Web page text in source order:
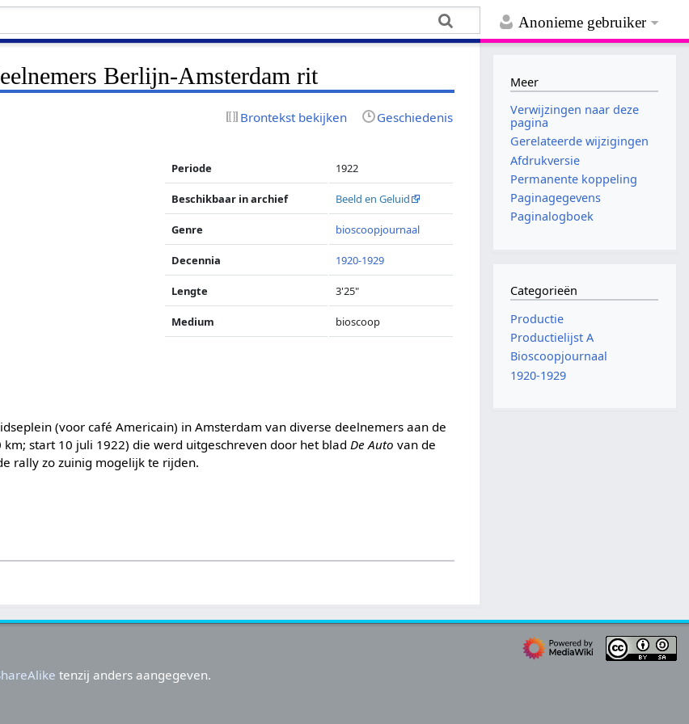
Anonieme gebruiker
Berlijn-Amsterdam rit
Brontekst bekijken Geschiedenis
Periode 1922
Beschikbaar in archief Beeld en Geluid
Genre bioscoopjournaal
Decennia 1920-1929
Lengte 3'25"
Medium bioscoop
(voor café Americain) in Amsterdam van diverse deelnemers aan de
start 10 juli 1922) die werd uitgeschreven door het bladDe Auto van de
rally zo zuinig mogelijk te rijden.
Meer
Verwijzingen naar deze
pagina
Gerelateerde wijzigingen
Afdrukversie
Permanente koppeling
Paginagegevens
Paginalogboek
Categorieën
Productie
Productielijst A
Bioscoopjournaal
1920-1929
tenzij anders aangegeven.